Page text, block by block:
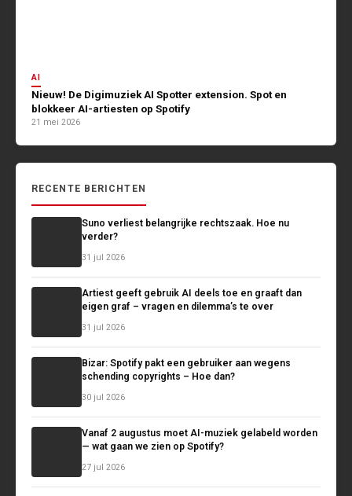
AI
Nieuw! De Digimuziek AI Spotter extension. Spot en
blokkeer AI-artiesten op Spotify
21 mei 2026
RECENTE BERICHTEN
Suno verliest belangrijke rechtszaak. Hoe nu
verder?
31 jul 2026
Artiest geeft gebruik AI deels toe en graaft dan
eigen graf – vragen en dilemma’s te over
31 jul 2026
Bizar: Spotify pakt een gebruiker aan wegens
schending copyrights – Hoe dan?
30 jul 2026
Vanaf 2 augustus moet AI-muziek gelabeld worden
— wat gaan we zien op Spotify?
27 jul 2026